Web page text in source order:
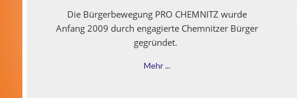
Die Bürg­er­be­we­gung PRO CHEMNITZ wurde
Anfang 2009 durch engagierte Chem­nitzer Bürg­er
gegründet.
Mehr ...